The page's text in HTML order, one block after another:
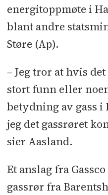
energitoppmøte i
blant andre
Støre (Ap).
– Jeg tror at hvis
stort funn eller
betydning av gass i
jeg det gassrøret
sier Aasland.
Et anslag fra
gassrør fra